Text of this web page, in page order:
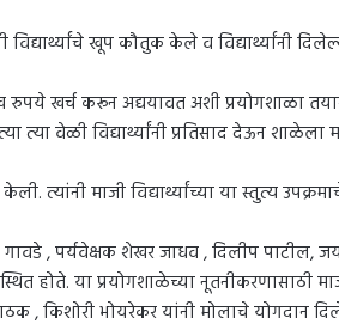
विद्यार्थ्यांचे खूप कौतुक केले व विद्यार्थ्यांनी
रुपये खर्च करून अद्ययावत अशी प्रयोगशाळा
त्या वेळी विद्यार्थ्यांनी प्रतिसाद देऊन
त्यांनी माजी विद्यार्थ्यांच्या या स्तुत्य
गावडे , पर्यवेक्षक शेखर जाधव , दिलीप
होते. या प्रयोगशाळेच्या नूतनीकरणासाठी
, किशोरी भोयरेकर यांनी मोलाचे योगदान